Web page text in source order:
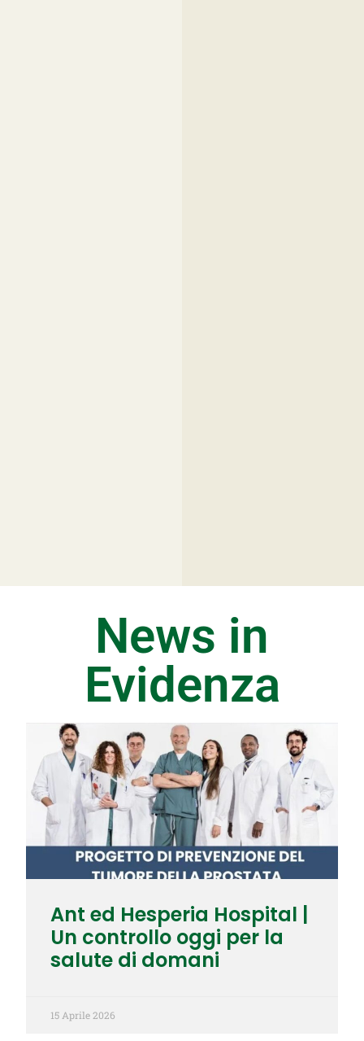
News in
Evidenza
Ant ed Hesperia Hospital |
Un controllo oggi per la
salute di domani
15 Aprile 2026